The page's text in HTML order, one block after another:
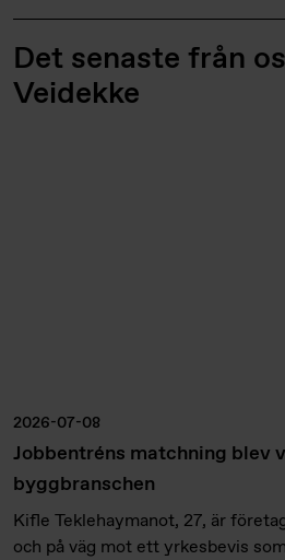
Det senaste från
Veidekke
2026-07-08
Jobbentréns matchning blev
byggbranschen
Kifle Teklehaymanot, 27, är
och på väg mot ett yrkesbevis